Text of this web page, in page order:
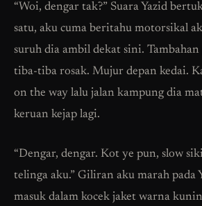
“Woi, dengar tak?” Suara Yazid
satu, aku cuma beritahu motorsikal
suruh dia ambil dekat sini.
tiba-tiba rosak. Mujur depan kedai.
on the way lalu jalan kampung dia
keruan kejap lagi.
“Dengar, dengar. Kot ye pun, slow
telinga aku.” Giliran aku marah pada
masuk dalam kocek jaket warna